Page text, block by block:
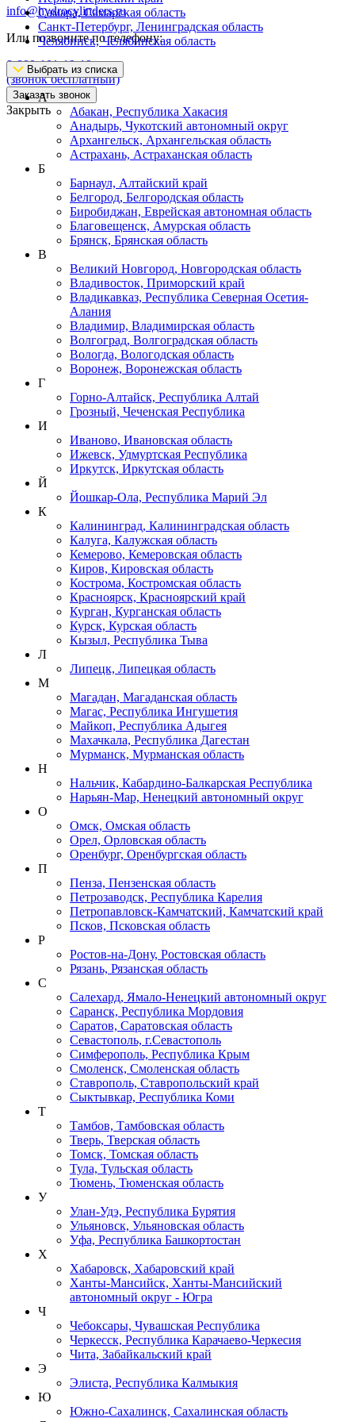
info@hydrocylinders.ru
Или позвоните по телефону:
8-800-101-19-19
(звонок бесплатный)
Заказать звонок
Закрыть
Самара, Самарская область
Санкт-Петербург, Ленинградская область
Челябинск, Челябинская область
Выбрать из списка
А
Абакан, Республика Хакасия
Анадырь, Чукотский автономный округ
Архангельск, Архангельская область
Астрахань, Астраханская область
Б
Барнаул, Алтайский край
Белгород, Белгородская область
Биробиджан, Еврейская автономная область
Благовещенск, Амурская область
Брянск, Брянская область
В
Великий Новгород, Новгородская область
Владивосток, Приморский край
Владикавказ, Республика Северная Осетия-
Алания
Владимир, Владимирская область
Волгоград, Волгоградская область
Вологда, Вологодская область
Воронеж, Воронежская область
Г
Горно-Алтайск, Республика Алтай
Грозный, Чеченская Республика
И
Иваново, Ивановская область
Ижевск, Удмуртская Республика
Иркутск, Иркутская область
Й
Йошкар-Ола, Республика Марий Эл
К
Калининград, Калининградская область
Калуга, Калужская область
Кемерово, Кемеровская область
Киров, Кировская область
Кострома, Костромская область
Красноярск, Красноярский край
Курган, Курганская область
Курск, Курская область
Кызыл, Республика Тыва
Л
Липецк, Липецкая область
М
Магадан, Магаданская область
Магас, Республика Ингушетия
Майкоп, Республика Адыгея
Махачкала, Республика Дагестан
Мурманск, Мурманская область
Н
Нальчик, Кабардино-Балкарская Республика
Нарьян-Мар, Ненецкий автономный округ
О
Омск, Омская область
Орел, Орловская область
Оренбург, Оренбургская область
П
Пенза, Пензенская область
Петрозаводск, Республика Карелия
Петропавловск-Камчатский, Камчатский край
Псков, Псковская область
Р
Ростов-на-Дону, Ростовская область
Рязань, Рязанская область
С
Салехард, Ямало-Ненецкий автономный округ
Саранск, Республика Мордовия
Саратов, Саратовская область
Севастополь, г.Севастополь
Симферополь, Республика Крым
Смоленск, Смоленская область
Ставрополь, Ставропольский край
Сыктывкар, Республика Коми
Т
Тамбов, Тамбовская область
Тверь, Тверская область
Томск, Томская область
Тула, Тульская область
Тюмень, Тюменская область
У
Улан-Удэ, Республика Бурятия
Ульяновск, Ульяновская область
Уфа, Республика Башкортостан
Х
Хабаровск, Хабаровский край
Ханты-Мансийск, Ханты-Мансийский
автономный округ - Югра
Ч
Чебоксары, Чувашская Республика
Черкесск, Республика Карачаево-Черкесия
Чита, Забайкальский край
Э
Элиста, Республика Калмыкия
Ю
Южно-Сахалинск, Сахалинская область